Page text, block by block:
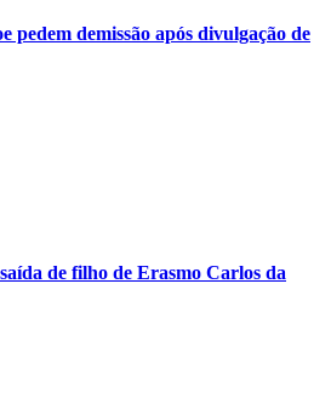
pedem demissão após divulgação de
de filho de Erasmo Carlos da